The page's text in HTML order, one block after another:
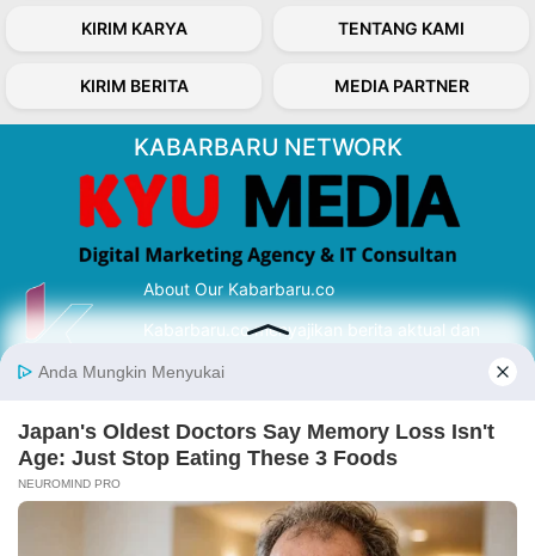
KIRIM KARYA TENTANG KAMI
KIRIM BERITA MEDIA PARTNER
KABARBARU NETWORK
About Our Kabarbaru.co
Kabarbaru.co menyajikan berita aktual dan
serta terverifikasi dari sumber yang tepat.
Follow Kabarbaru